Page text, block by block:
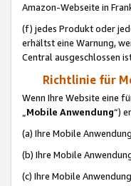
Amazon-Webseite in
(f) jedes Produkt oder
erhältst eine Warnung,
Central ausgeschlossen
Richtlinie für
Wenn Ihre Website eine
„Mobile Anwendung“)
(a) Ihre Mobile
(b) Ihre Mobile
(c) Ihre Mobile